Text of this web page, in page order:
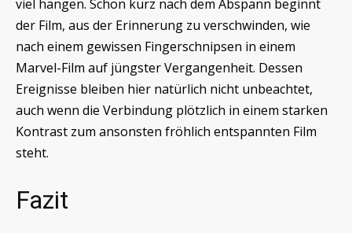
viel hängen. Schon kurz nach dem Abspann beginnt
der Film, aus der Erinnerung zu verschwinden, wie
nach einem gewissen Fingerschnipsen in einem
Marvel-Film auf jüngster Vergangenheit. Dessen
Ereignisse bleiben hier natürlich nicht unbeachtet,
auch wenn die Verbindung plötzlich in einem starken
Kontrast zum ansonsten fröhlich entspannten Film
steht.
Fazit